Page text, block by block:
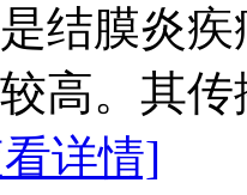
结膜炎
高。其
详情]